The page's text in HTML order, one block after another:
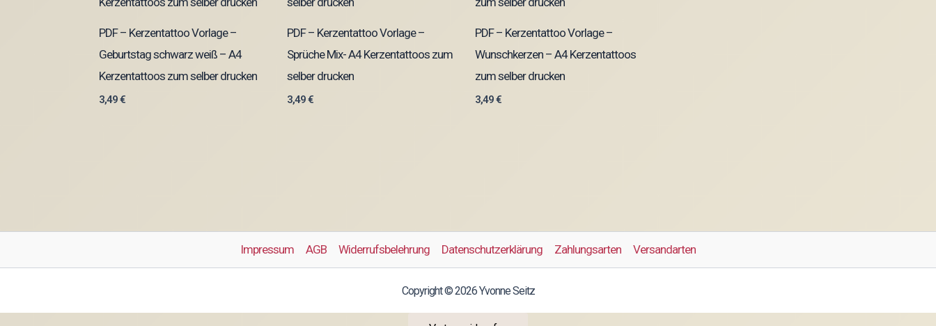
PDF – Kerzentattoo Vorlage –
Geburtstag schwarz weiß – A4
Kerzentattoos zum selber drucken
3,49€
PDF – Kerzentattoo Vorlage –
Sprüche Mix- A4 Kerzentattoos zum
selber drucken
3,49€
PDF – Kerzentattoo Vorlage –
Wunschkerzen – A4 Kerzentattoos
zum selber drucken
3,49€
Impressum AGB Widerrufsbelehrung Datenschutzerklärung Zahlungsarten Versandarten
Copyright © 2026 Yvonne Seitz